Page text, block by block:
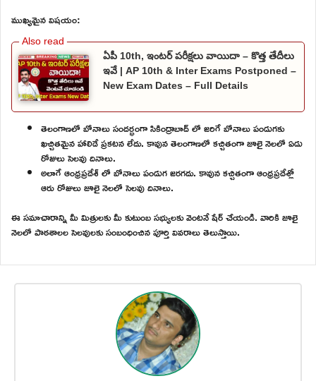
ముఖ్యమైన విషయం:
ఏపీ 10th, ఇంటర్ పరీక్షలు వాయిదా – కొత్త తేదీలు
ఇవే | AP 10th & Inter Exams Postponed –
New Exam Dates – Full Details
తెలంగాణలో బోనాలు సందర్భంగా సికింద్రాబాద్ లో జరిగే బోనాలు పండుగకు
ఖచ్చితమైన హాలిడే ప్రకటన లేదు. కావున తెలంగాణలో కచ్చితంగా జూలై నెలలో ఏడు
రోజులు సెలవు దినాలు.
అలాగే ఆంధ్రప్రదేశ్ లో బోనాలు పండుగ జరగదు. కావున కచ్చితంగా ఆంధ్రప్రదేశ్లో
ఆరు రోజులు జూలై నెలలో సెలవు దినాలు.
ఈ సమాచారాన్ని మీ మిత్రులకు మీ కుటుంబ సభ్యులకు వెంటనే షేర్ చేయండి. వారికి జూలై
నెలలో పాఠశాలల సెలవులకు సంబంధించిన పూర్తి వివరాలు తెలుస్తాయి.